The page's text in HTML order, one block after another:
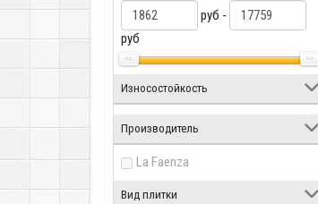
руб -
руб
Износостойкость
Производитель
La Faenza
Вид плитки